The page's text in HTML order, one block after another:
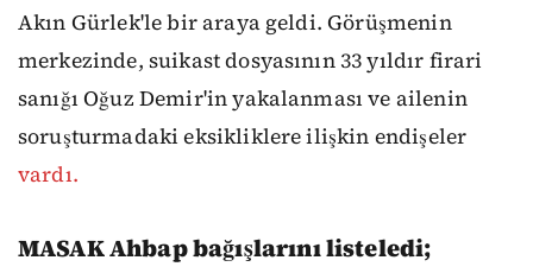
Akın Gürlek'le bir araya geldi. Görüşmenin
merkezinde, suikast dosyasının 33 yıldır firari
sanığı Oğuz Demir'in yakalanması ve ailenin
soruşturmadaki eksikliklere ilişkin endişeler
vardı.
MASAK Ahbap bağışlarını listeledi;